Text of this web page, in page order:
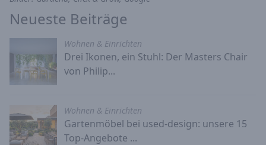
Neueste Beiträge
Wohnen & Einrichten
Drei Ikonen, ein Stuhl: Der Masters Chair
von Philip...
Wohnen & Einrichten
Gartenmöbel bei used-design: unsere 15
Top-Angebote ...